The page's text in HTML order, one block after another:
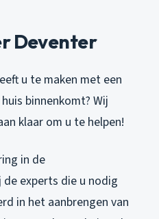
Deventer
u te maken met een
binnenkomt? Wij
klaar om u te helpen!
in de
experts die u nodig
in het aanbrengen van